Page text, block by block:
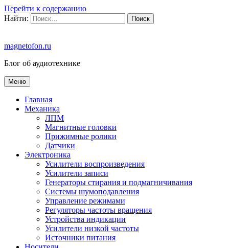
Перейти к содержанию
Найти:
magnetofon.ru
Блог об аудиотехнике
Меню
Главная
Механика
ЛПМ
Магнитные головки
Прижимные ролики
Датчики
Электроника
Усилители воспроизведения
Усилители записи
Генераторы стирания и подмагничивания
Системы шумоподавления
Управление режимами
Регуляторы частоты вращения
Устройства индикации
Усилители низкой частоты
Источники питания